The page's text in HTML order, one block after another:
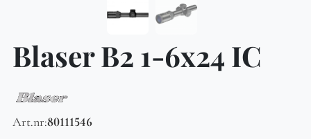
Blaser B2 1-6x24 IC
Art.nr:80111546